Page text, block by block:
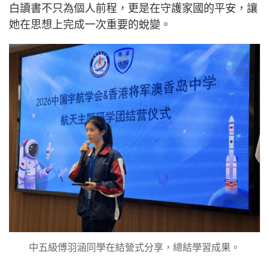
白讀書不只為個人前程，更是在守護家國的平安，讓
她在思想上完成一次重要的蛻變。
中五級傅羽涵同學在結營式分享，總結學習成果。